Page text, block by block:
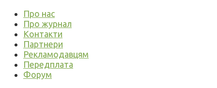
Про нас
Про журнал
Контакти
Партнери
Рекламодавцям
Передплата
Форум